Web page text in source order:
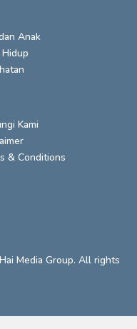
Anak
Hidup
Kami
& Conditions
Media Group. All rights